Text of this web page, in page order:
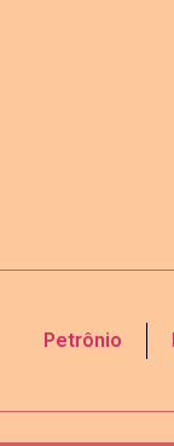
Petrônio